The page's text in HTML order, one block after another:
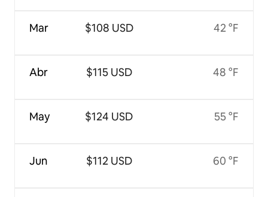
Mar
Abr
May
Jun
$108 USD
$115 USD
$124 USD
$112 USD
42 °F
48 °F
55 °F
60 °F